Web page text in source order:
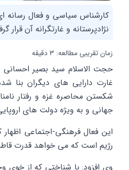
کارشناس سیاسی و فعال رسانه
نژادپرستانه و غارتگرانه آن قرار
زمان تقریبی مطالعه: 3 دقیقه
حجت الاسلام سید بصیر احسانی
غارت دارایی های دیگران بنا
شکستن محاصره غزه و رفتار
جهانی و به ویژه دولت های
این فعال فرهنگی-اجتماعی
رژیم است که می خواهد قدرت
وی افزود: با شناختی که از خوی